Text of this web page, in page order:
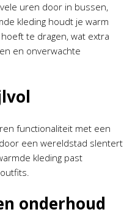
uren door in bussen,
kleding houdt je warm
te dragen, wat extra
en onverwachte
functionaliteit met een
een wereldstad slentert
kleding past
onderhoud